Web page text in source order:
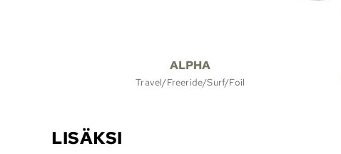
ALPHA
Travel/Freeride/Surf/Foil
LISÄKSI